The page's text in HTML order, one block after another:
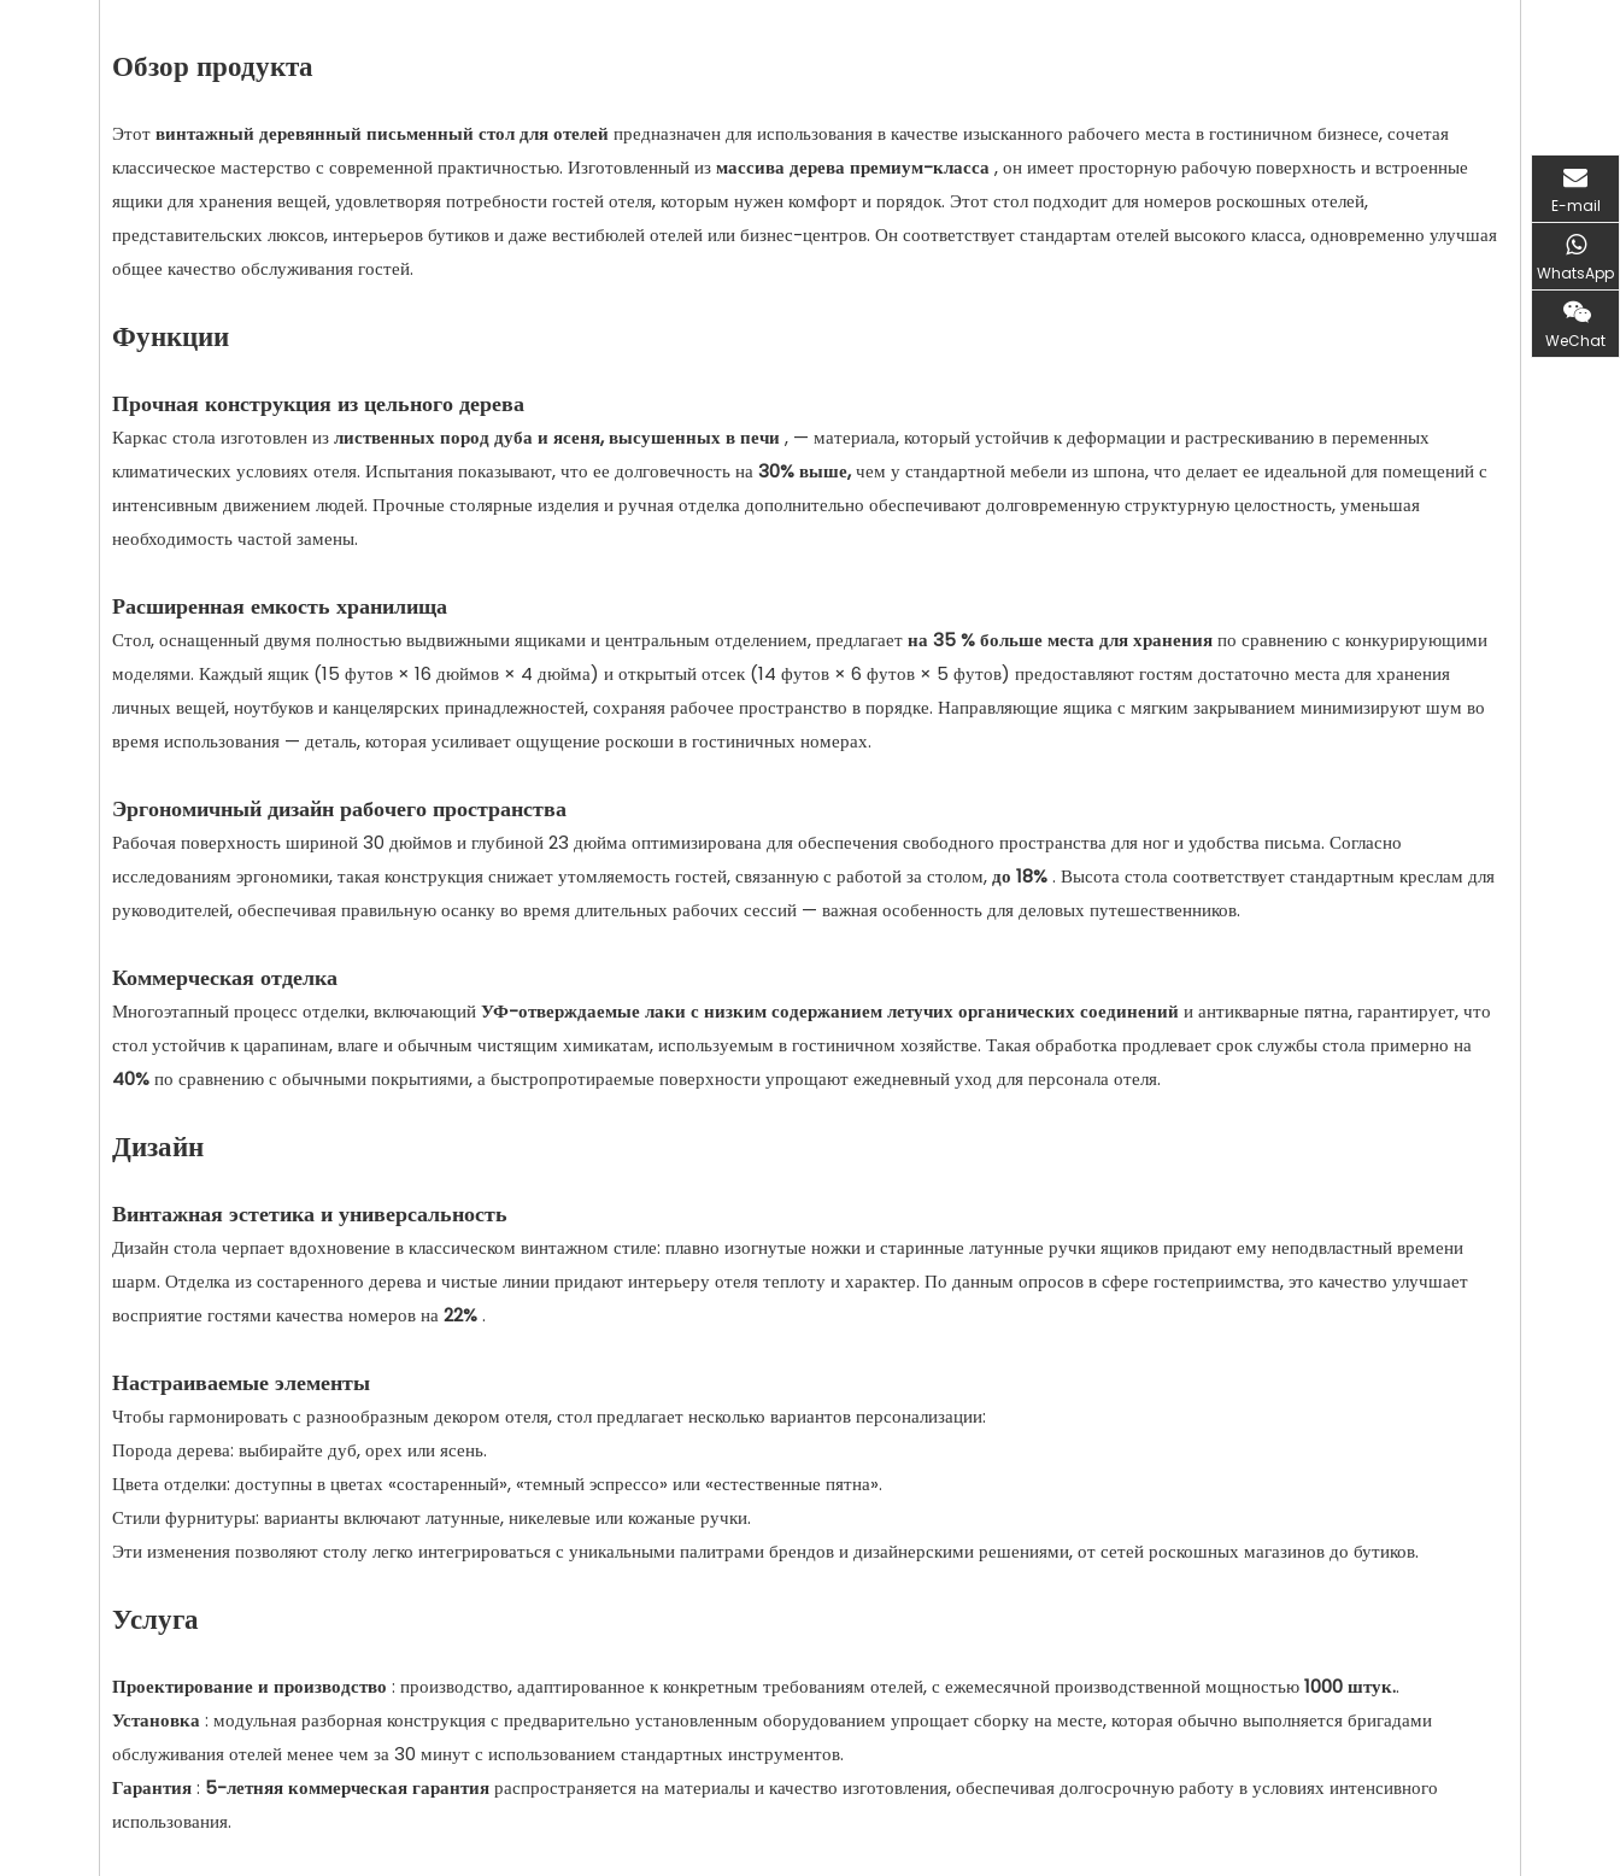
Обзор продукта
Этотвинтажный деревянный письменный стол для отелейпредназначен для использования в качестве изысканного рабочего места в гостиничном бизнесе, сочетая
классическое мастерство с современной практичностью. Изготовленный измассива дерева премиум-класса, он имеет просторную рабочую поверхность и встроенные
ящики для хранения вещей, удовлетворяя потребности гостей отеля, которым нужен комфорт и порядок. Этот стол подходит для номеров роскошных отелей,
представительских люксов, интерьеров бутиков и даже вестибюлей отелей или бизнес-центров. Он соответствует стандартам отелей высокого класса, одновременно улучшая
общее качество обслуживания гостей.
Функции
Прочная конструкция из цельного дерева
Каркас стола изготовлен излиственных пород дуба и ясеня, высушенных в печи, — материала, который устойчив к деформации и растрескиванию в переменных
климатических условиях отеля. Испытания показывают, что ее долговечность на30% выше,чем у стандартной мебели из шпона, что делает ее идеальной для помещений с
интенсивным движением людей. Прочные столярные изделия и ручная отделка дополнительно обеспечивают долговременную структурную целостность, уменьшая
необходимость частой замены.
Расширенная емкость хранилища
Стол, оснащенный двумя полностью выдвижными ящиками и центральным отделением, предлагаетна 35 % больше места для храненияпо сравнению с конкурирующими
моделями. Каждый ящик (15 футов × 16 дюймов × 4 дюйма) и открытый отсек (14 футов × 6 футов × 5 футов) предоставляют гостям достаточно места для хранения
личных вещей, ноутбуков и канцелярских принадлежностей, сохраняя рабочее пространство в порядке. Направляющие ящика с мягким закрыванием минимизируют шум во
время использования — деталь, которая усиливает ощущение роскоши в гостиничных номерах.
Эргономичный дизайн рабочего пространства
Рабочая поверхность шириной 30 дюймов и глубиной 23 дюйма оптимизирована для обеспечения свободного пространства для ног и удобства письма. Согласно
исследованиям эргономики, такая конструкция снижает утомляемость гостей, связанную с работой за столом,до 18%. Высота стола соответствует стандартным креслам для
руководителей, обеспечивая правильную осанку во время длительных рабочих сессий — важная особенность для деловых путешественников.
Коммерческая отделка
Многоэтапный процесс отделки, включающийУФ-отверждаемые лаки с низким содержанием летучих органических соединенийи антикварные пятна, гарантирует, что
стол устойчив к царапинам, влаге и обычным чистящим химикатам, используемым в гостиничном хозяйстве. Такая обработка продлевает срок службы стола примерно на
40%по сравнению с обычными покрытиями, а быстропротираемые поверхности упрощают ежедневный уход для персонала отеля.
Дизайн
Винтажная эстетика и универсальность
Дизайн стола черпает вдохновение в классическом винтажном стиле: плавно изогнутые ножки и старинные латунные ручки ящиков придают ему неподвластный времени
шарм. Отделка из состаренного дерева и чистые линии придают интерьеру отеля теплоту и характер. По данным опросов в сфере гостеприимства, это качество улучшает
восприятие гостями качества номеров на22%.
Настраиваемые элементы
Чтобы гармонировать с разнообразным декором отеля, стол предлагает несколько вариантов персонализации:
Порода дерева: выбирайте дуб, орех или ясень.
Цвета отделки: доступны в цветах «состаренный», «темный эспрессо» или «естественные пятна».
Стили фурнитуры: варианты включают латунные, никелевые или кожаные ручки.
Эти изменения позволяют столу легко интегрироваться с уникальными палитрами брендов и дизайнерскими решениями, от сетей роскошных магазинов до бутиков.
Услуга
Проектирование и производство : производство, адаптированное к конкретным требованиям отелей, с ежемесячной производственной мощностью1000 штук..
Установка: модульная разборная конструкция с предварительно установленным оборудованием упрощает сборку на месте, которая обычно выполняется бригадами
обслуживания отелей менее чем за 30 минут с использованием стандартных инструментов.
Гарантия: 5-летняя коммерческая гарантияраспространяется на материалы и качество изготовления, обеспечивая долгосрочную работу в условиях интенсивного
использования.
E-mail
WhatsApp
WeChat